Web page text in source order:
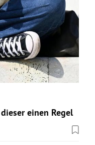
einen Regel